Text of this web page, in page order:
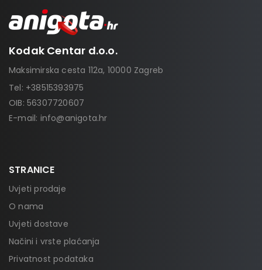
Kodak Centar d.o.o.
Maksimirska cesta 112a, 10000 Zagreb
Tel: +38515393975
OIB: 56307720607
E-mail: info@anigota.hr
STRANICE
Uvjeti prodaje
O nama
Uvjeti dostave
Načini i vrste plaćanja
Privatnost podataka